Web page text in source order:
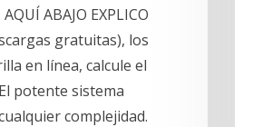
ABAJO EXPLICO
gratuitas), los
en línea, calcule el
potente sistema
complejidad.